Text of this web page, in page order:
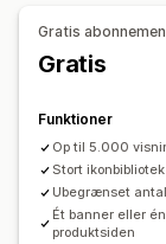
Styling
Størrelse
Placering af ikon
Tilpassede sider
Sidefod
Produktsider
Sporing af
Gratis
Gratis
Funktioner
Op til 5.000
Stort ikonbibliotek
Ubegrænset
Ét banner eller
produktsiden